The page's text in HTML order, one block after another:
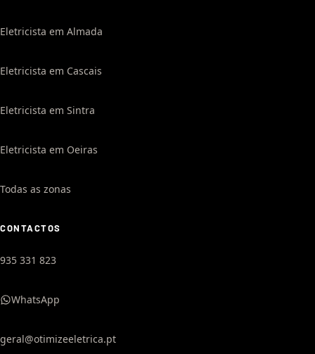
Eletricista em Almada
Eletricista em Cascais
Eletricista em Sintra
Eletricista em Oeiras
Todas as zonas
CONTACTOS
935 331 823
WhatsApp
geral@otimizeeletrica.pt